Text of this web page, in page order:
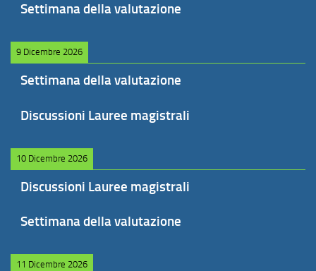
Settimana della valutazione
9 Dicembre 2026
Settimana della valutazione
Discussioni Lauree magistrali
10 Dicembre 2026
Discussioni Lauree magistrali
Settimana della valutazione
11 Dicembre 2026